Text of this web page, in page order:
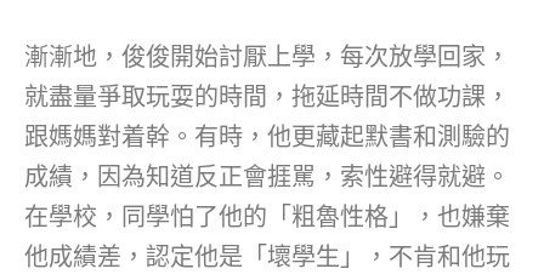
漸漸地，俊俊開始討厭上學，每次放學回家，
就盡量爭取玩耍的時間，拖延時間不做功課，
跟媽媽對着幹。有時，他更藏起默書和測驗的
成績，因為知道反正會捱駡，索性避得就避。
在學校，同學怕了他的「粗魯性格」，也嫌棄
他成績差，認定他是「壞學生」，不肯和他玩